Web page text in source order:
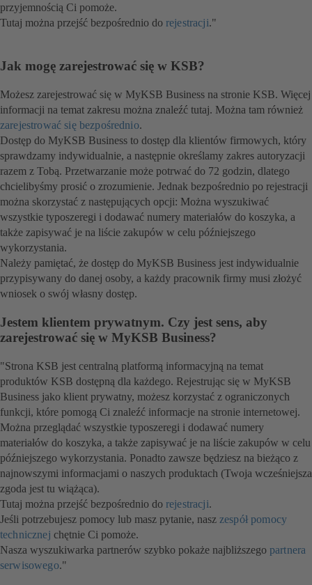
przyjemnością Ci pomoże.
Tutaj można przejść bezpośrednio do rejestracji."
Jak mogę zarejestrować się w KSB?
Możesz zarejestrować się w MyKSB Business na stronie KSB. Więcej
informacji na temat zakresu można znaleźć tutaj. Można tam również
zarejestrować się bezpośrednio.
Dostęp do MyKSB Business to dostęp dla klientów firmowych, który
sprawdzamy indywidualnie, a następnie określamy zakres autoryzacji
razem z Tobą. Przetwarzanie może potrwać do 72 godzin, dlatego
chcielibyśmy prosić o zrozumienie. Jednak bezpośrednio po rejestracji
można skorzystać z następujących opcji: Można wyszukiwać
wszystkie typoszeregi i dodawać numery materiałów do koszyka, a
także zapisywać je na liście zakupów w celu późniejszego
wykorzystania.
Należy pamiętać, że dostęp do MyKSB Business jest indywidualnie
przypisywany do danej osoby, a każdy pracownik firmy musi złożyć
wniosek o swój własny dostęp.
Jestem klientem prywatnym. Czy jest sens, aby
zarejestrować się w MyKSB Business?
"Strona KSB jest centralną platformą informacyjną na temat
produktów KSB dostępną dla każdego. Rejestrując się w MyKSB
Business jako klient prywatny, możesz korzystać z ograniczonych
funkcji, które pomogą Ci znaleźć informacje na stronie internetowej.
Można przeglądać wszystkie typoszeregi i dodawać numery
materiałów do koszyka, a także zapisywać je na liście zakupów w celu
późniejszego wykorzystania. Ponadto zawsze będziesz na bieżąco z
najnowszymi informacjami o naszych produktach (Twoja wcześniejsza
zgoda jest tu wiążąca).
Tutaj można przejść bezpośrednio do rejestracji.
Jeśli potrzebujesz pomocy lub masz pytanie, nasz zespół pomocy
technicznej chętnie Ci pomoże.
Nasza wyszukiwarka partnerów szybko pokaże najbliższego partnera
serwisowego(otwiera
."